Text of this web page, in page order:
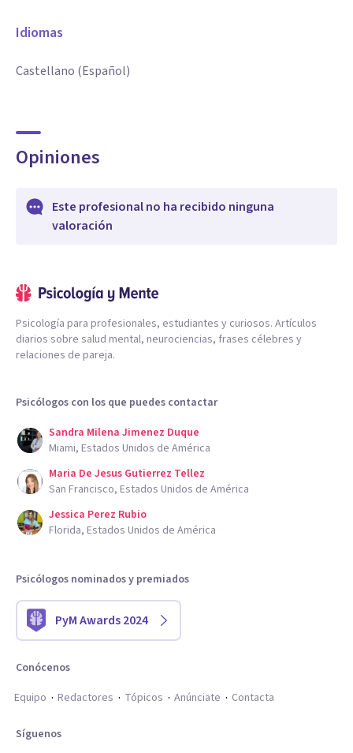
Idiomas
Castellano (Español)
Opiniones
Este profesional no ha recibido ninguna
valoración
Psicología para profesionales, estudiantes y curiosos. Artículos
diarios sobre salud mental, neurociencias, frases célebres y
relaciones de pareja.
Psicólogos con los que puedes contactar
Sandra Milena Jimenez Duque
Miami, Estados Unidos de América
Maria De Jesus Gutierrez Tellez
San Francisco, Estados Unidos de América
Jessica Perez Rubio
Florida, Estados Unidos de América
Psicólogos nominados y premiados
PyM Awards 2024
Conócenos
Equipo
Redactores Tópicos Anúnciate Contacta
Síguenos